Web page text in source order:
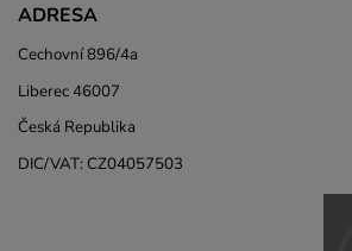
ADRESA
Cechovní 896/4a
Liberec 46007
Česká Republika
DIC/VAT: CZ04057503